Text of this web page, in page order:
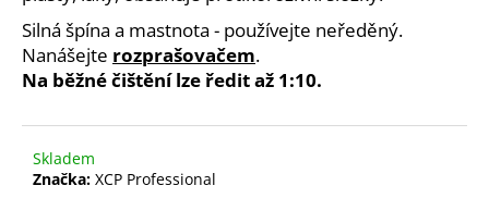
Silná špína a mastnota - používejte neředěný.
Nanášejte rozprašovačem.
Na běžné čištění lze ředit až 1:10.
Skladem
Značka: XCP Professional
p
o
r
č
u